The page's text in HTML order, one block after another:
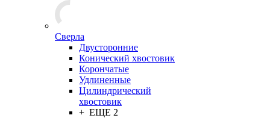
Сверла
Двусторонние
Конический хвостовик
Корончатые
Удлиненные
Цилиндрический
хвостовик
+ ЕЩЕ 2